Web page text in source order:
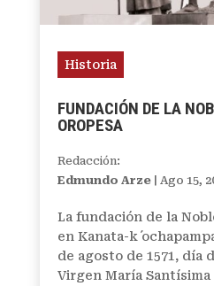
Historia
FUNDACIÓN DE LA
OROPESA
Redacción:
Edmundo Arze| Ago 15,
La fundación de la
en Kanata-k´
de agosto de 1571, día
Virgen María